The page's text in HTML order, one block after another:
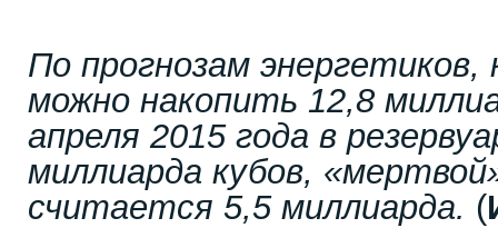
По прогнозам энергетиков,
можно накопить 12,8
апреля 2015 года в
миллиарда кубов,
считается 5,5 миллиарда. (